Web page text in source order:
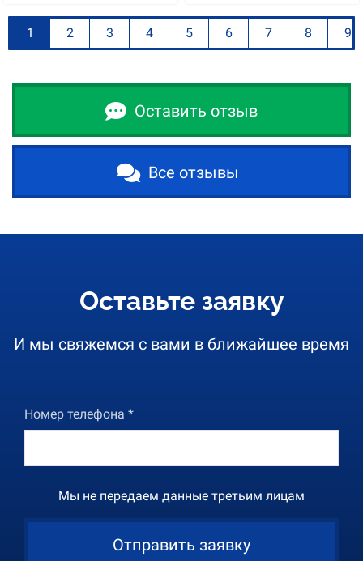
1 2 3 4 5 6 7 8 9
Оставить отзыв
Все отзывы
Оставьте заявку
И мы свяжемся с вами в ближайшее время
Номер телефона *
Мы не передаем данные третьим лицам
Отправить заявку